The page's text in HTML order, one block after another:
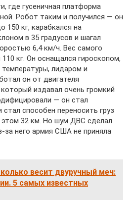
где гусеничная платформа
Робот таким и получился — он
150 кг, карабкался на
в 35 градусов и шагал
6,4 км/ч. Вес самого
кг. Он оснащался гироскопом,
лидаром и
он от двигателя
который издавал очень громкий
— он стал
способен переносить груз
этом 32 км. Но шум ДВС сделал
за него армия США не приняла
весит двуручный меч:
5 самых известных